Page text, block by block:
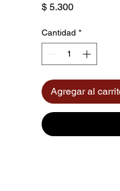
$ 5.300Precio
Cantidad *
Agregar al